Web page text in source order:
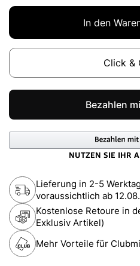
In den
Click &
Lieferung in 2-5
voraussichtlich ab
Kostenlose Retoure in
Exklusiv Artikel)
Mehr Vorteile für